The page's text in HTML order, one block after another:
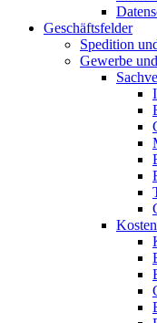
Geschäftsfelder
Spedition
Gewerbe